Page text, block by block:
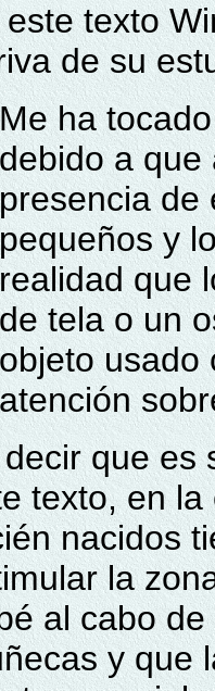
este texto
de su
Me ha
debido a que
presencia de
pequeños y
realidad que
de tela o un
objeto usado
atención
decir que es
texto, en
nacidos
la
al cabo
y que